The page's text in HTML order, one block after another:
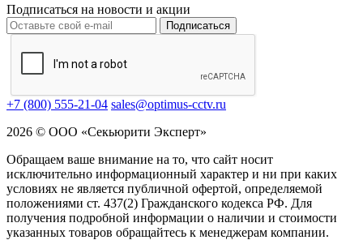
Подписаться на новости и акции
Подписаться
+7 (800) 555-21-04 sales@optimus-cctv.ru
2026 © ООО «Секьюрити Эксперт»
Обращаем ваше внимание на то, что сайт носит
исключительно информационный характер и ни при каких
условиях не является публичной офертой, определяемой
положениями ст. 437(2) Гражданского кодекса РФ. Для
получения подробной информации о наличии и стоимости
указанных товаров обращайтесь к менеджерам компании.